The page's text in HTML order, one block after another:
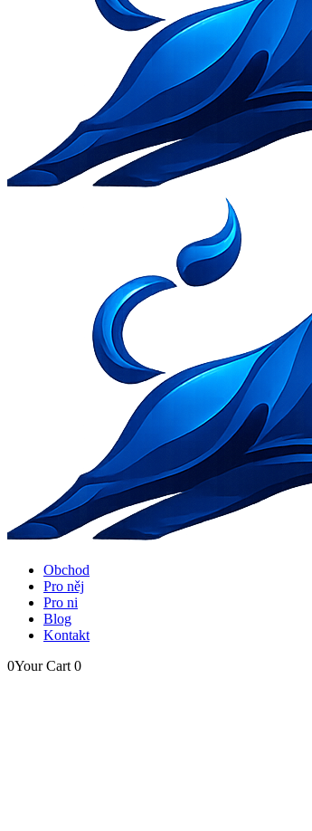
Obchod
Pro něj
Pro ni
Blog
Kontakt
0Your Cart 0